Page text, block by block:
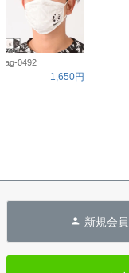
ag-0492
1,650円
新規会